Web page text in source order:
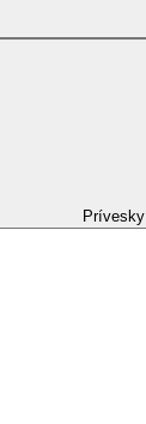
Prívesky